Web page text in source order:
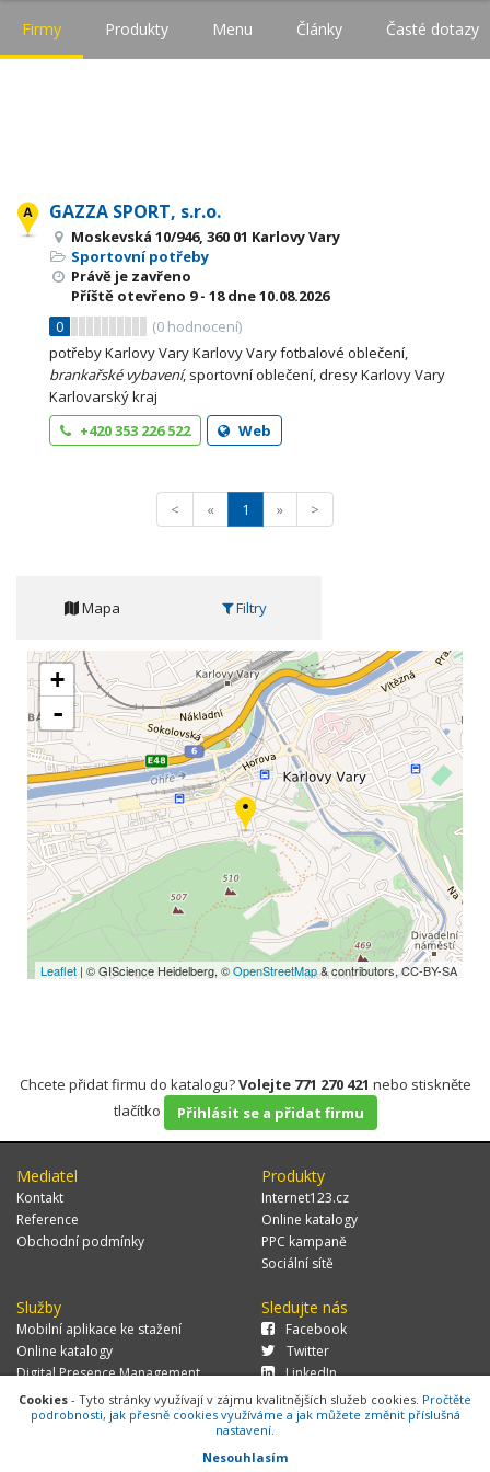
Firmy Produkty Menu Články Časté dotazy
GAZZA SPORT, s.r.o.
Moskevská 10/946, 360 01 Karlovy Vary
Sportovní potřeby
Právě je zavřeno
Příště otevřeno 9 - 18dne 10.08.2026
0
(0 hodnocení)
potřeby Karlovy Vary Karlovy Vary fotbalové oblečení,
brankařské vybavení, sportovní oblečení, dresy Karlovy Vary
Karlovarský kraj
+420 353 226 522
Web
< « 1 » >
Mapa Filtry
+
-
Leaflet | © GIScience Heidelberg, ©OpenStreetMap& contributors, CC-BY-SA
Chcete přidat firmu do katalogu?Volejte 771 270 421 nebo stiskněte
tlačítko
Přihlásit se a přidat firmu
Mediatel
Kontakt
Reference
Obchodní podmínky
Produkty
Internet123.cz
Online katalogy
PPC kampaně
Sociální sítě
Služby
Mobilní aplikace ke stažení
Online katalogy
Digital Presence Management
Více zákazníků
Sledujte nás
Facebook
Twitter
LinkedIn
© 2026 MEDIATEL CZ, s.r.o.,Za Potokem 46/4, 106 00 Praha 10, tel.:
Cookies - Tyto stránky využívají v zájmu kvalitnějších služeb cookies. Pročtěte
podrobnosti, jak přesně cookies využíváme a jak můžete změnit příslušná
nastavení.
Nesouhlasím